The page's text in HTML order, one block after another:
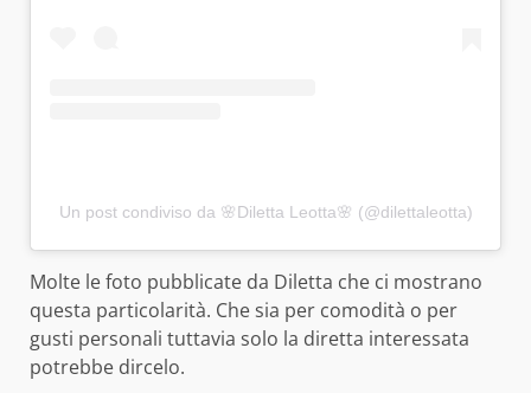
Un post condiviso da 🌸Diletta Leotta🌸 (@dilettaleotta)
Molte le foto pubblicate da Diletta che ci mostrano
questa particolarità. Che sia per comodità o per
gusti personali tuttavia solo la diretta interessata
potrebbe dircelo.